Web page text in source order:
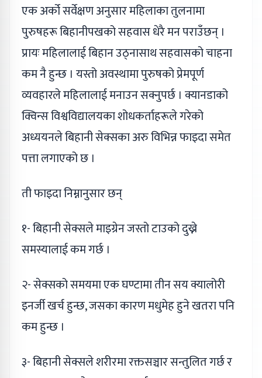
एक अर्को सर्वेक्षण अनुसार महिलाका तुलनामा
पुरुषहरू बिहानीपखको सहवास धेरै मन पराउँछन् ।
प्रायः महिलालाई बिहान उठ्नासाथ सहवासको चाहना
कम नै हुन्छ । यस्तो अवस्थामा पुरुषको प्रेमपूर्ण
व्यवहारले महिलालाई मनाउन सक्नुपर्छ । क्यानडाको
क्विन्स विश्वविद्यालयका शोधकर्ताहरूले गरेको
अध्ययनले बिहानी सेक्सका अरु विभिन्न फाइदा समेत
पत्ता लगाएको छ ।
ती फाइदा निम्नानुसार छन्
१- बिहानी सेक्सले माइग्रेन जस्तो टाउको दुख्ने
समस्यालाई कम गर्छ ।
२- सेक्सको समयमा एक घण्टामा तीन सय क्यालोरी
इनर्जी खर्च हुन्छ, जसका कारण मधुमेह हुने खतरा पनि
कम हुन्छ ।
३- बिहानी सेक्सले शरीरमा रक्तसञ्चार सन्तुलित गर्छ र